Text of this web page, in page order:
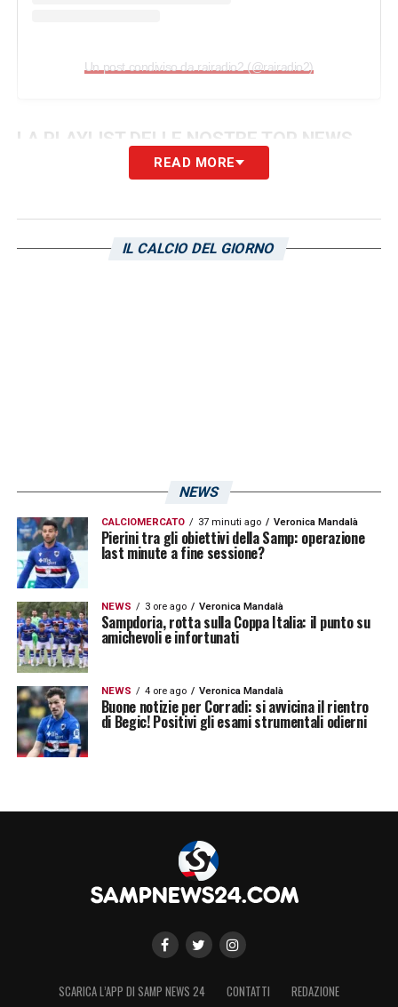
Un post condiviso da rairadio2 (@rairadio2)
LA PLAYLIST DELLE NOSTRE TOP NEWS
READ MORE
IL CALCIO DEL GIORNO
NEWS
CALCIOMERCATO 37 minuti ago Veronica Mandalà
Pierini tra gli obiettivi della Samp: operazione
last minute a fine sessione?
NEWS 3 ore ago Veronica Mandalà
Sampdoria, rotta sulla Coppa Italia: il punto su
amichevoli e infortunati
NEWS 4 ore ago Veronica Mandalà
Buone notizie per Corradi: si avvicina il rientro
di Begic! Positivi gli esami strumentali odierni
SCARICA L’APP DI SAMP NEWS 24 CONTATTI
REDAZIONE